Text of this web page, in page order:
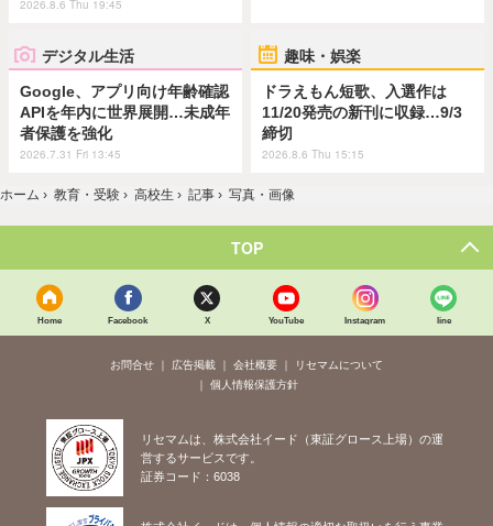
2026.8.6 Thu 19:45
デジタル生活
Google、アプリ向け年齢確認
APIを年内に世界展開…未成年
者保護を強化
2026.7.31 Fri 13:45
趣味・娯楽
ドラえもん短歌、入選作は
11/20発売の新刊に収録…9/3
締切
2026.8.6 Thu 15:15
ホーム › 教育・受験 › 高校生 › 記事 › 写真・画像
TOP
Home Facebook X YouTube Instagram line
お問合せ 広告掲載 会社概要
リセマムについて
個人情報保護方針
リセマムは、株式会社イード（東証グロース上場）の運
営するサービスです。
証券コード：6038